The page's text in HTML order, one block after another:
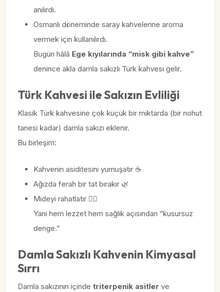
anılırdı.
Osmanlı döneminde saray kahvelerine aroma
vermek için kullanılırdı.
Bugün hâlâ Ege kıyılarında “misk gibi kahve”
denince akla damla sakızlı Türk kahvesi gelir.
Türk Kahvesi ile Sakızın Evliliği
Klasik Türk kahvesine çok küçük bir miktarda (bir nohut
tanesi kadar) damla sakızı eklenir.
Bu birleşim:
Kahvenin asiditesini yumuşatır ☕
Ağızda ferah bir tat bırakır 🌿
Mideyi rahatlatır 💆‍♀️
Yani hem lezzet hem sağlık açısından “kusursuz
denge.”
Damla Sakızlı Kahvenin Kimyasal
Sırrı
Damla sakızının içinde triterpenik asitler ve